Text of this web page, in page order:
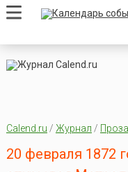
Calend.ru / Журнал /
20 февраля 1872